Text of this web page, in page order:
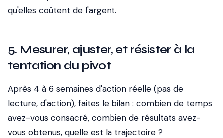
qu'elles coûtent de l'argent.
5. Mesurer, ajuster, et résister à la
tentation du pivot
Après 4 à 6 semaines d'action réelle (pas de
lecture, d'action), faites le bilan : combien de temps
avez-vous consacré, combien de résultats avez-
vous obtenus, quelle est la trajectoire ?